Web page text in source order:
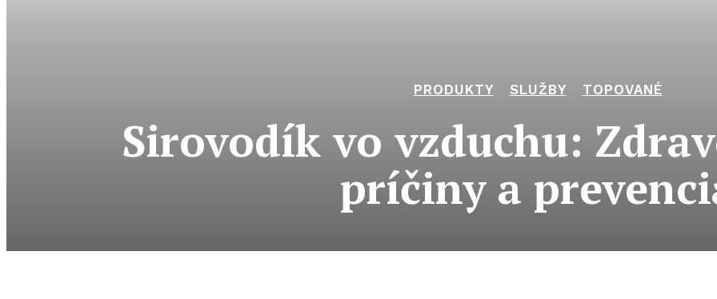
PRODUKTY SLUŽBY TOPOVANÉ
Sirovodík vo vzduchu:
príčiny a